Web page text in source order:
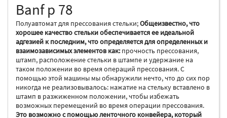
Banf p 78
Полуавтомат для прессования стельки;Общеизвестно, что
хорошее качество стельки обеспечивается ее идеальной
адгезией к последним, что определяется для определенных и
взаимозависимых элементов как:прочность прессования,
штамп, расположение стельки в штампе и удержание на
таком положении во время операций прессования. С
помощью этой машины мы обнаружили нечто, что до сих пор
никогда не реализовывалось: нажатие на стельку вставлено в
штамп в разжиженном положении, чтобы избежать
возможных перемещений во время операции прессования.
Это возможно с помощью ленточного конвейера, который